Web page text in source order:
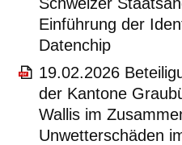
Einführung der
Datenchip
19.02.2026
der Kantone
Wallis im
Unwetterschäden